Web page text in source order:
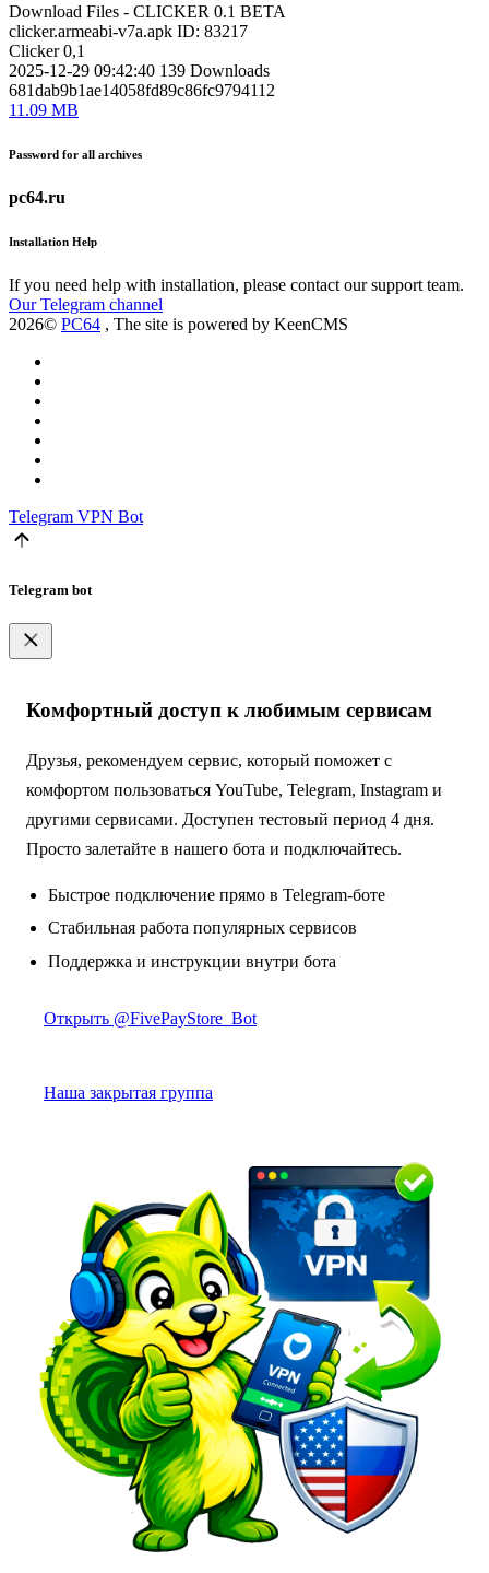
Download Files - CLICKER 0.1 BETA
clicker.armeabi-v7a.apk ID: 83217
Clicker 0,1
2025-12-29 09:42:40 139 Downloads
681dab9b1ae14058fd89c86fc9794112
11.09 MB
Password for all archives
pc64.ru
Installation Help
If you need help with installation, please contact our support team.
Our Telegram channel
2026© PC64 , The site is powered by KeenCMS
Telegram VPN Bot
Telegram bot
Комфортный доступ к любимым сервисам
Друзья, рекомендуем сервис, который поможет с
комфортом пользоваться YouTube, Telegram, Instagram и
другими сервисами. Доступен тестовый период 4 дня.
Просто залетайте в нашего бота и подключайтесь.
Быстрое подключение прямо в Telegram-боте
Стабильная работа популярных сервисов
Поддержка и инструкции внутри бота
Открыть @FivePayStore_Bot
Наша закрытая группа